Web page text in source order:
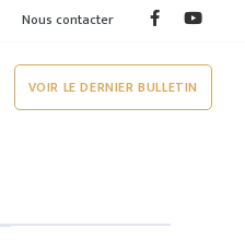
Nous contacter
VOIR LE DERNIER BULLETIN